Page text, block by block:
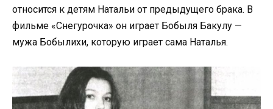
относится к детям Натальи от предыдущего брака. В
фильме «Снегурочка» он играет Бобыля Бакулу —
мужа Бобылихи, которую играет сама Наталья.